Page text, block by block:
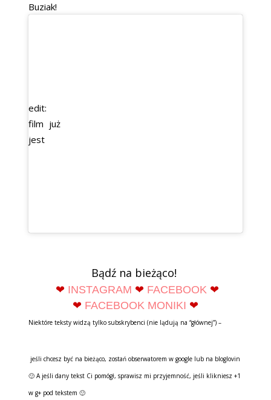
Buziak!
edit:
film już
jest
Bądź na bieżąco!
❤ INSTAGRAM ❤ FACEBOOK ❤
❤ FACEBOOK MONIKI ❤
Niektóre teksty widzą tylko subskrybenci (nie lądują na “głównej”) –
jeśli chcesz być na bieżąco, zostań obserwatorem w google lub na bloglovin
🙂 A jeśli dany tekst Ci pomógł, sprawisz mi przyjemność, jeśli klikniesz +1
w g+ pod tekstem 🙂